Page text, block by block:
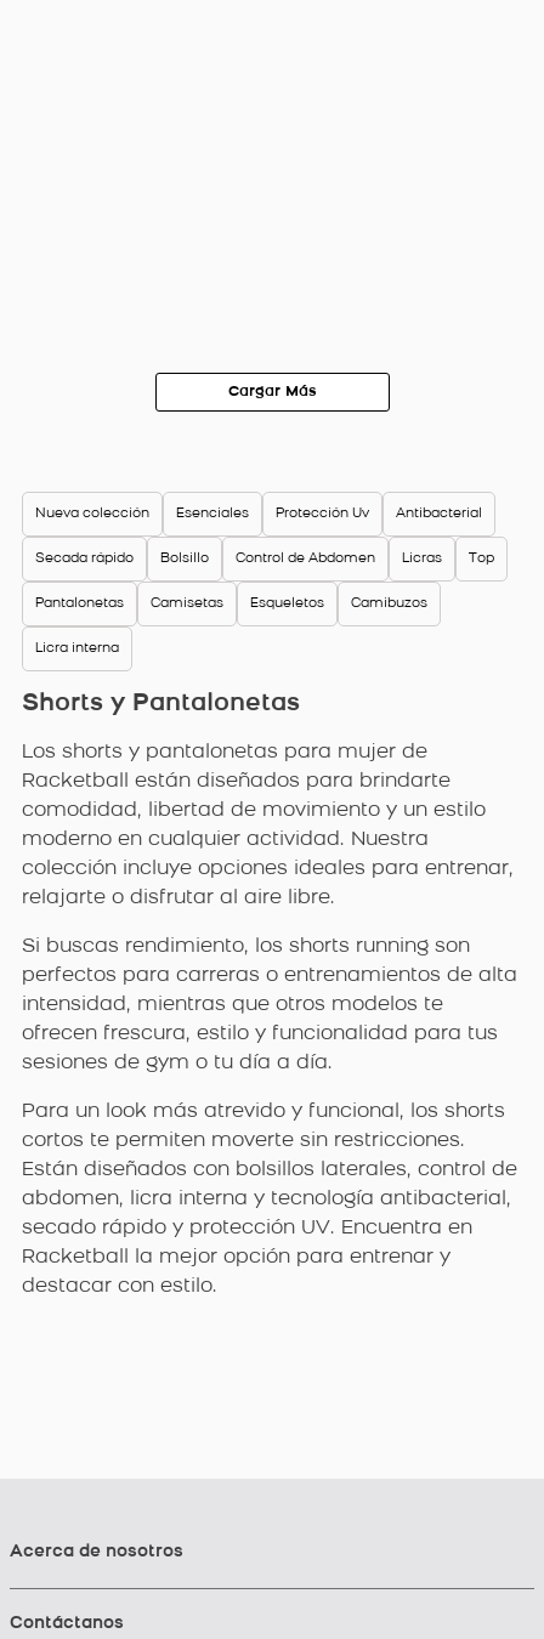
Nueva colección Esenciales Protección Uv Antibacterial
Secada rápido Bolsillo Control de Abdomen Licras Top
Pantalonetas Camisetas Esqueletos Camibuzos
Licra interna
Shorts y Pantalonetas
Los shorts y pantalonetas para mujer de
Racketball están diseñados para brindarte
comodidad, libertad de movimiento y un estilo
moderno en cualquier actividad. Nuestra
colección incluye opciones ideales para entrenar,
relajarte o disfrutar al aire libre.
Si buscas rendimiento, los shorts running son
perfectos para carreras o entrenamientos de alta
intensidad, mientras que otros modelos te
ofrecen frescura, estilo y funcionalidad para tus
sesiones de gym o tu día a día.
Para un look más atrevido y funcional, los shorts
cortos te permiten moverte sin restricciones.
Están diseñados con bolsillos laterales, control de
abdomen, licra interna y tecnología antibacterial,
secado rápido y protección UV. Encuentra en
Racketball la mejor opción para entrenar y
destacar con estilo.
Acerca de nosotros
Contáctanos